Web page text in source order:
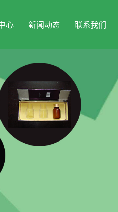
心 新闻动态 联系我们